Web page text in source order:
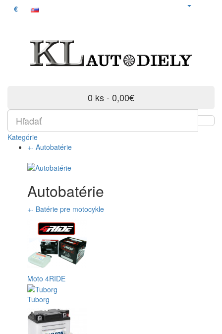
€
0 ks - 0,00€
Kategórie
+- Autobatérie
Autobatérie
+- Batérie pre motocykle
Moto 4RIDE
Tuborg